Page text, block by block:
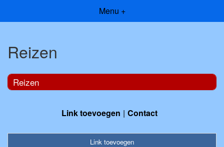
Menu +
Reizen
Reizen
Link toevoegen Contact
Link toevoegen